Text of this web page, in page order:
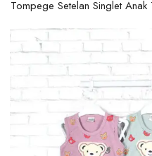
Tompege Setelan Singlet